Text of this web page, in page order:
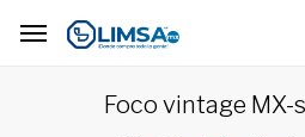
Foco vintage